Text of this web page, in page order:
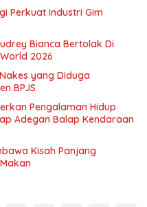
Perkuat Industri Gim
Bianca Bertolak Di
2026
yang Diduga
BPJS
Pengalaman Hidup
Adegan Balap Kendaraan
Kisah Panjang